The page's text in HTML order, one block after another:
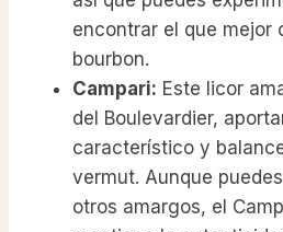
encontrar el que mejor
bourbon.
Campari: Este licor
del Boulevardier,
característico y
vermut. Aunque
otros amargos, el